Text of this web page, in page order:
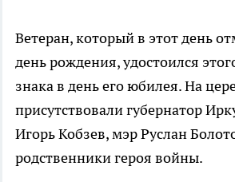
Ветеран, который в этот день
день рождения, удостоился
знака в день его юбилея. На
присутствовали губернатор
Игорь Кобзев, мэр Руслан
родственники героя войны.